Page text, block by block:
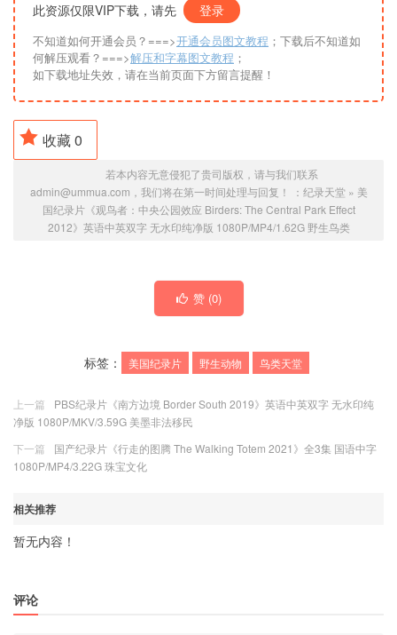
此资源仅限VIP下载，请先 登录
不知道如何开通会员？===>开通会员图文教程 ；下载后不知道如
何解压观看？===>解压和字幕图文教程 ；
如下载地址失效，请在当前页面下方留言提醒！
收藏0
若本内容无意侵犯了贵司版权，请与我们联系
admin@ummua.com，我们将在第一时间处理与回复！ ： 纪录天堂» 美
国纪录片《观鸟者：中央公园效应 Birders: The Central Park Effect
2012》英语中英双字 无水印纯净版 1080P/MP4/1.62G 野生鸟类
赞 (0)
标签： 美国纪录片 野生动物 鸟类天堂
上一篇
PBS纪录片《南方边境 Border South 2019》英语中英双字 无水印纯
净版 1080P/MKV/3.59G 美墨非法移民
下一篇
国产纪录片《行走的图腾 The Walking Totem 2021》全3集 国语中字
1080P/MP4/3.22G 珠宝文化
相关推荐
暂无内容！
评论